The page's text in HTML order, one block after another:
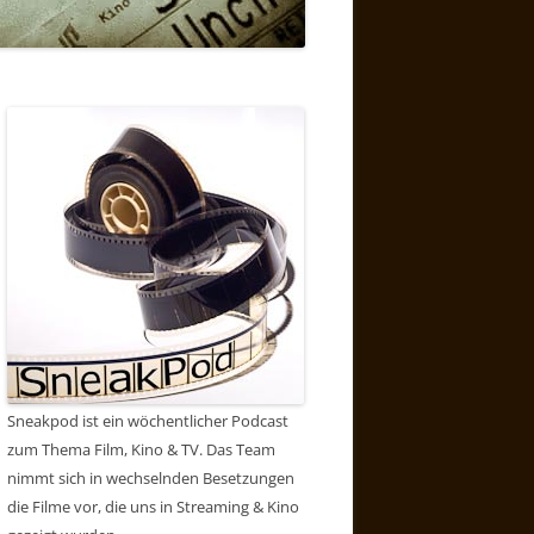
Sneakpod ist ein wöchentlicher Podcast
zum Thema Film, Kino & TV. Das Team
nimmt sich in wechselnden Besetzungen
die Filme vor, die uns in Streaming & Kino